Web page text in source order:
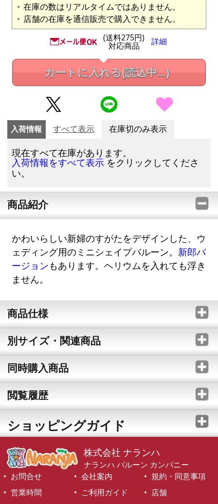
在庫の数はリアルタイムではありません。
店舗の在庫を通信販売で購入できません。
(送料275円)
対応商品 詳細
カートに入れる(読込中...)
入荷情報 すべて表示 在庫切のみ表示
現在すべて在庫があります。
入荷情報をすべて表示 をクリックしてくださ
い。
商品紹介
かわいらしい新婦のすがたをデザインした、ウ
ェディング用のミニシェイプバルーン。 新郎バ
ージョンもあります。ヘリウムを入れても浮き
ません。
商品仕様
別サイズ・関連商品
同時購入商品
閲覧履歴
ショッピングガイド
株式会社 ナランハ
ナランハ バルーン カンパニー
お問合せ
会社案内
規約・同意事項
営業時間
ご利用ガイド
店舗